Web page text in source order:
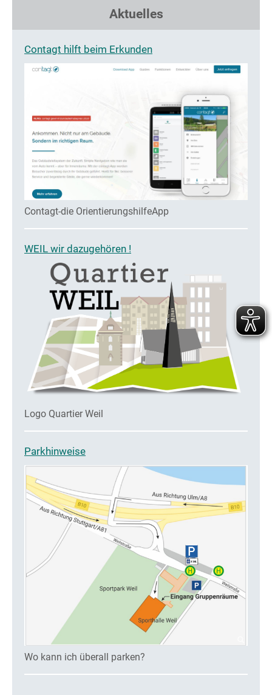
Aktuelles
Contagt hilft beim Erkunden
Contagt-die OrientierungshilfeApp
WEIL wir dazugehören !
Logo Quartier Weil
Parkhinweise
Wo kann ich überall parken?